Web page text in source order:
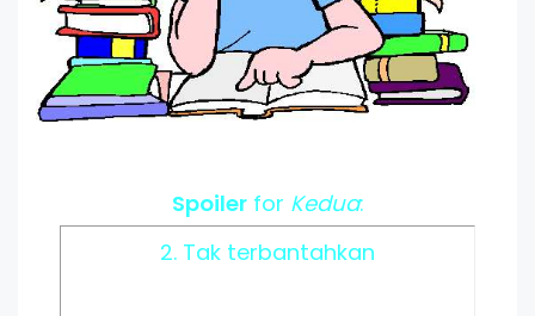
Spoilerfor Kedua:
2. Tak terbantahkan